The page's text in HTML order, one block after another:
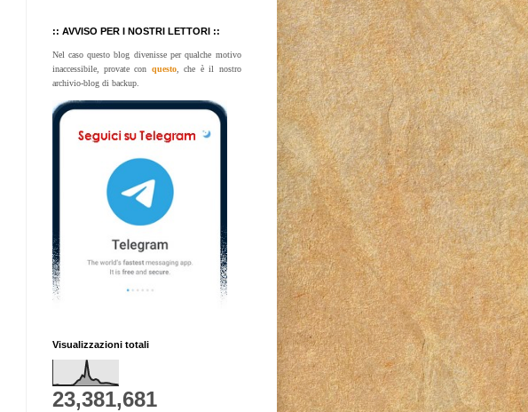
:: AVVISO PER I NOSTRI LETTORI ::
Nel caso questo blog divenisse per qualche motivo
inaccessibile, provate con questo, che è il nostro
archivio-blog di backup.
Visualizzazioni totali
23,381,681